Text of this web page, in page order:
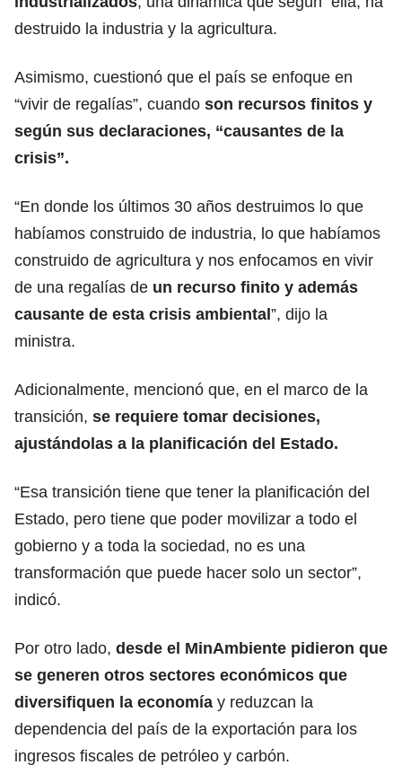
destruido la industria y la agricultura.
Asimismo, cuestionó que el país se enfoque en
“vivir de regalías”, cuando son recursos finitos y
según sus declaraciones, “causantes de la
crisis”.
“En donde los últimos 30 años destruimos lo que
habíamos construido de industria, lo que habíamos
construido de agricultura y nos enfocamos en vivir
de una regalías de un recurso finito y además
causante de esta crisis ambiental”, dijo la
ministra.
Adicionalmente, mencionó que, en el marco de la
transición, se requiere tomar decisiones,
ajustándolas a la planificación del Estado.
“Esa transición tiene que tener la planificación del
Estado, pero tiene que poder movilizar a todo el
gobierno y a toda la sociedad, no es una
transformación que puede hacer solo un sector”,
indicó.
Por otro lado, desde el MinAmbiente pidieron que
se generen otros sectores económicos que
diversifiquen la economía y reduzcan la
dependencia del país de la exportación para los
ingresos fiscales de petróleo y carbón.